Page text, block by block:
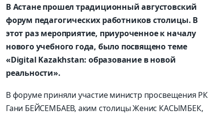
В Астане прошел традиционный августовский
форум педагогических работников столицы. В
этот раз мероприятие, приуроченное к началу
нового учебного года, было посвящено теме
«Digital Kazakhstan: образование в новой
реальности».
В форуме приняли участие министр просвещения РК
Гани БЕЙСЕМБАЕВ, аким столицы Женис КАСЫМБЕК,